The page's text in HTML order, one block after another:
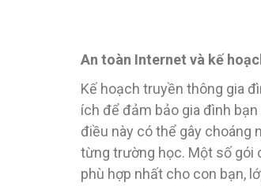
An toàn Internet và kế
Kế hoạch truyền thông gia
ích để đảm bảo gia đình
điều này có thể gây choáng
từng trường học. Một số gói
phù hợp nhất cho con bạn,